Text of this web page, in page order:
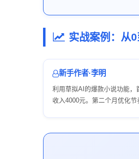
实战案例：从
新手作者·李明
利用草拟AI的爆款小说功能，
收入4000元。第二个月优化节